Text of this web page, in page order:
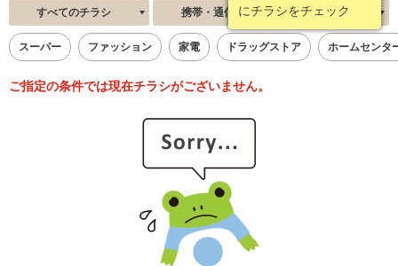
にチラシをチェック
すべてのチラシ 携帯・通信・家電 新着順
スーパー ファッション 家電 ドラッグストア ホームセンタ
ご指定の条件では現在チラシがございません。